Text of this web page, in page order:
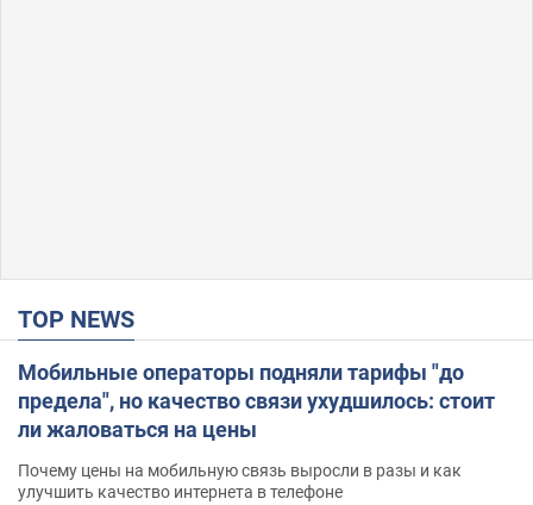
TOP NEWS
Мобильные операторы подняли тарифы "до
предела", но качество связи ухудшилось: стоит
ли жаловаться на цены
Почему цены на мобильную связь выросли в разы и как
улучшить качество интернета в телефоне